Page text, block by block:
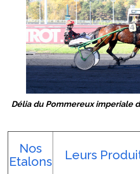
Délia du Pommereux imperiale
Nos
Etalons
Leurs